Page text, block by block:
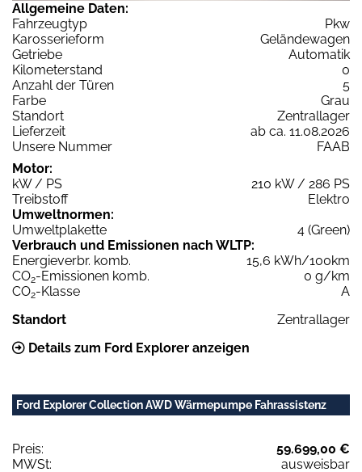
Allgemeine Daten:
Fahrzeugtyp
Pkw
Karosserieform
Geländewagen
Getriebe
Automatik
Kilometerstand
0
Anzahl der Türen
5
Farbe
Grau
Standort
Zentrallager
Lieferzeit
ab ca. 11.08.2026
Unsere Nummer
FAAB
Motor:
kW / PS
210 kW / 286 PS
Treibstoff
Elektro
Umweltnormen:
Umweltplakette
4 (Green)
Verbrauch und Emissionen nach WLTP:
Energieverbr. komb.
15,6 kWh/100km
CO2-Emissionen komb.
0 g/km
CO2-Klasse
A
Standort
Zentrallager
Details zum Ford Explorer anzeigen
Ford Explorer Collection AWD Wärmepumpe Fahrassistenz
Preis:
59.699,00 €
MWSt:
ausweisbar